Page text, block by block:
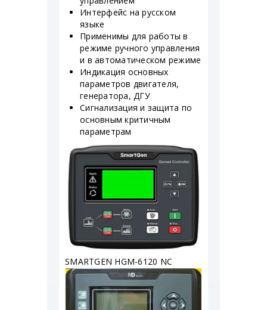
Интерфейс на русском
языке
Применимы для работы в
режиме ручного управления
и в автоматическом режиме
Индикация основных
параметров двигателя,
генератора, ДГУ
Сигнализация и защита по
основным критичным
параметрам
SMARTGEN HGM-6120 NC